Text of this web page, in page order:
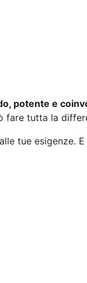
potente e
fare tutta la
tue esigenze. E